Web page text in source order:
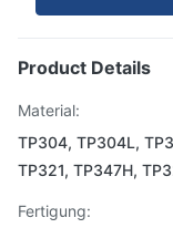
Product Details
Material:
TP304, TP304L,
TP321, TP347H,
Fertigung: